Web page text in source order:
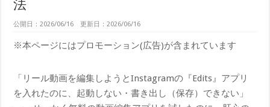
法
公開日：2026/06/16 更新日：2026/06/16
※本ページにはプロモーション(広告)が含まれています
「リール動画を編集しようとInstagramの『Edits』アプリ
を入れたのに、起動しない・書き出し（保存）できない」